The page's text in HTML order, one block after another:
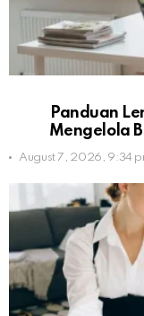
Panduan
Mengelola
August 7, 2026, 9:34